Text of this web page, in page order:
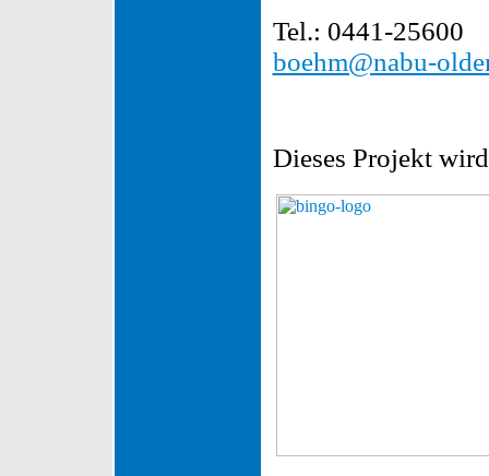
Tel.: 0441-25600
boehm@nabu-
Dieses Projekt